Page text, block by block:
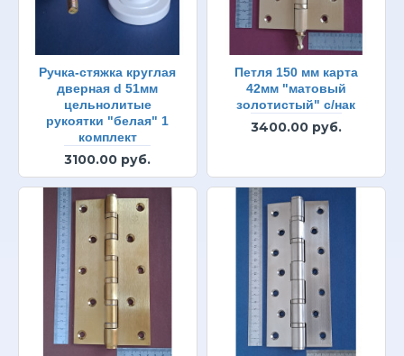
Ручка-стяжка круглая
дверная d 51мм
цельнолитые
рукоятки "белая" 1
комплект
3100.00 руб.
Петля 150 мм карта
42мм "матовый
золотистый" с/нак
3400.00 руб.